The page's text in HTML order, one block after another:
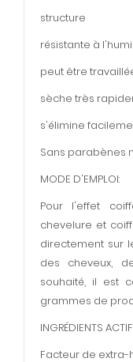
structure
résistante à
peut être
sèche très
s'élimine
Sans parabènes
MODE D'EMPLOI:
Pour l'effet
chevelure et
directement sur
des cheveux,
souhaité, il est
grammes de
INGRÉDIENTS
Facteur de